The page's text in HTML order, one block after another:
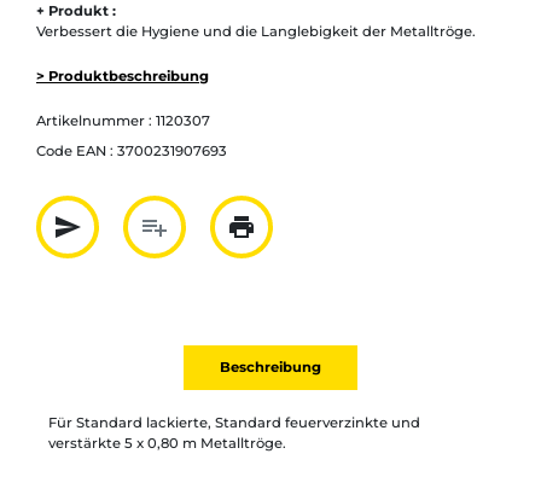
+ Produkt :
Verbessert die Hygiene und die Langlebigkeit der Metalltröge.
> Produktbeschreibung
Artikelnummer : 1120307
Code EAN : 3700231907693
send
Partager par mail
playlist_add
Ajouter à la liste
print
Imprimer
Beschreibung
Für Standard lackierte, Standard feuerverzinkte und
verstärkte 5 x 0,80 m Metalltröge.